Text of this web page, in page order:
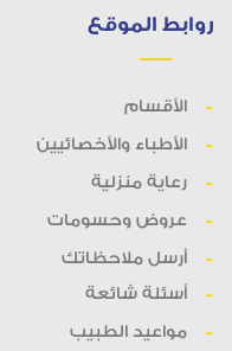
روابط الموقع
الأقسام
الأطباء والأخصائيين
رعاية منزلية
عروض وحسومات
أرسل ملاحظاتك
أسئلة شائعة
مواعيد الطبيب